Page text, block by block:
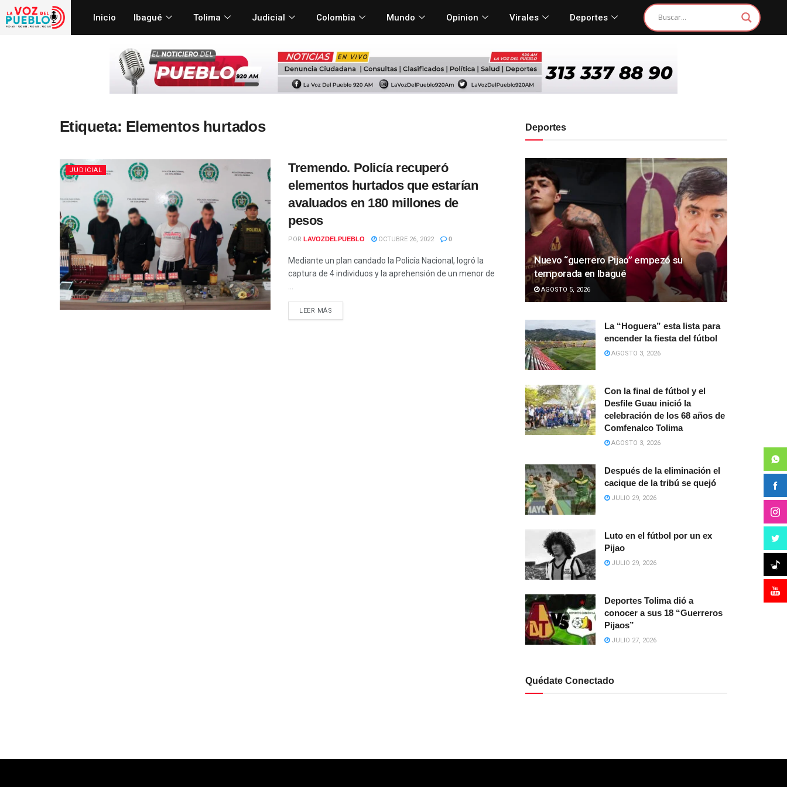
Inicio Ibagué Tolima Judicial Colombia Mundo Opinion Virales Deportes
Etiqueta: Elementos hurtados
JUDICIAL
Tremendo. Policía recuperó
elementos hurtados que estarían
avaluados en 180 millones de
pesos
POR LAVOZDELPUEBLO OCTUBRE 26, 2022 0
Mediante un plan candado la Policía Nacional, logró la
captura de 4 individuos y la aprehensión de un menor de
LEER MÁS
Deportes
Nuevo “guerrero Pijao” empezó su
temporada en Ibagué
AGOSTO 5, 2026
La “Hoguera” esta lista para
encender la fiesta del fútbol
AGOSTO 3, 2026
Con la final de fútbol y el
Desfile Guau inició la
celebración de los 68 años de
Comfenalco Tolima
AGOSTO 3, 2026
Después de la eliminación el
cacique de la tribú se quejó
JULIO 29, 2026
Luto en el fútbol por un ex
Pijao
JULIO 29, 2026
Deportes Tolima dió a
conocer a sus 18 “Guerreros
Pijaos”
JULIO 27, 2026
Quédate Conectado